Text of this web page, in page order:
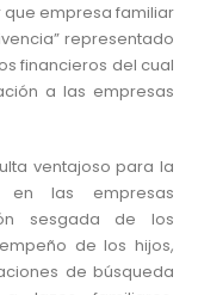
empresa familiar
representado
financieros del cual
a las empresas
ventajoso para la
en las empresas
sesgada de los
de los hijos,
de búsqueda